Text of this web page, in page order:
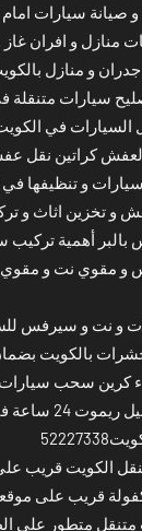
صيانة سيارات
منازل و افران غاز
و منازل
سيارات متنقلة
في
كراتين نقل
و تنظيفها في
تخزين اثاث و
أهمية تركيب
مقوي نت و مقوي
و نت و سيرفس
بالكويت
كرين سحب سيارات
محافظات الكويت
الكويت قريب
قريب على